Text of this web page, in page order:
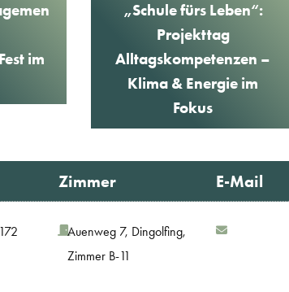
im
„Schule fürs Leben“:
Projekttag
Alltagskompetenzen –
Klima & Energie im
Fokus
Zimmer E-Mail
Auenweg 7, Dingolfing,
Zimmer B-11